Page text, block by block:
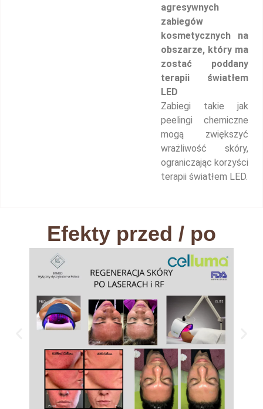
agresywnych
zabiegów
kosmetycznych na
obszarze, który ma
zostać poddany
terapii światłem
LED
Zabiegi takie jak
peelingi chemiczne
mogą zwiększyć
wrażliwość skóry,
ograniczając korzyści
terapii światłem LED.
Efekty przed / po